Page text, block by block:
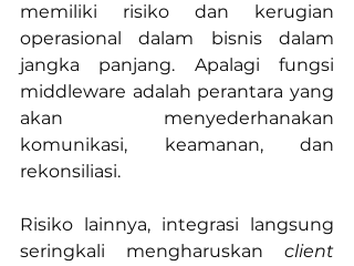
memiliki risiko dan kerugian
operasional dalam bisnis dalam
jangka panjang. Apalagi fungsi
middleware adalah perantara yang
akan menyederhanakan
komunikasi, keamanan, dan
rekonsiliasi.
Risiko lainnya, integrasi langsung
seringkali mengharuskan client